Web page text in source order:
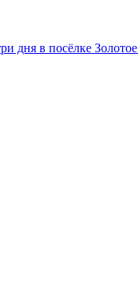
дня в посёлке Золотое